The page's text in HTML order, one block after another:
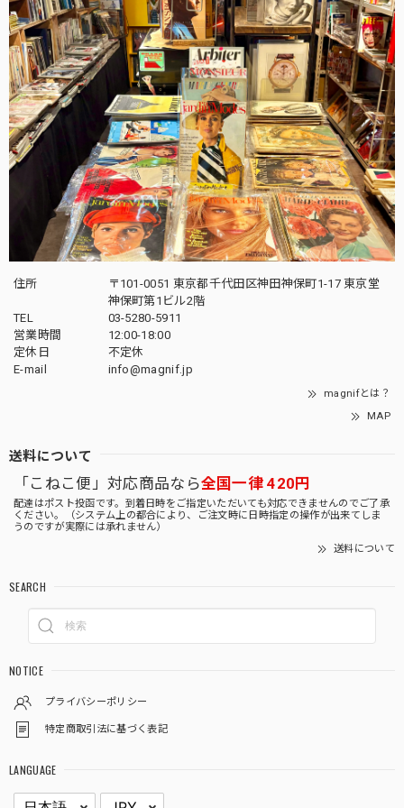
住所
〒101-0051 東京都千代田区神田神保町1-17 東京堂
神保町第1ビル2階
TEL
03-5280-5911
営業時間
12:00-18:00
定休日
不定休
E-mail
info@magnif.jp
magnifとは？
MAP
送料について
「こねこ便」対応商品なら全国一律 420円
配達はポスト投函です。到着日時をご指定いただいても対応できませんのでご了承
ください。（システム上の都合により、ご注文時に日時指定の操作が出来てしま
うのですが実際には承れません）
送料について
SEARCH
NOTICE
プライバシーポリシー
特定商取引法に基づく表記
LANGUAGE